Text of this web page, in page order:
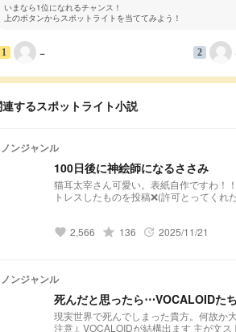
いまなら1位になれるチャンス！
上のボタンからスポットライトを当ててみよう！
1 − 2
するスポットライト小説
ノンジャンル
100日後に神絵師になるささみ
猫耳太宰さん可愛い。表紙自作ですわ
トレスしたものを投稿❌(許可とってく
favorite 2,566 grade 136 update 2025/11/21
ノンジャンル
死んだと思ったら⋯VOCALOIDた
現実世界で死んでしまった貴方。何故か大好きな文ス
注意↓ VOCALOIDが結構出ます 主が文ス